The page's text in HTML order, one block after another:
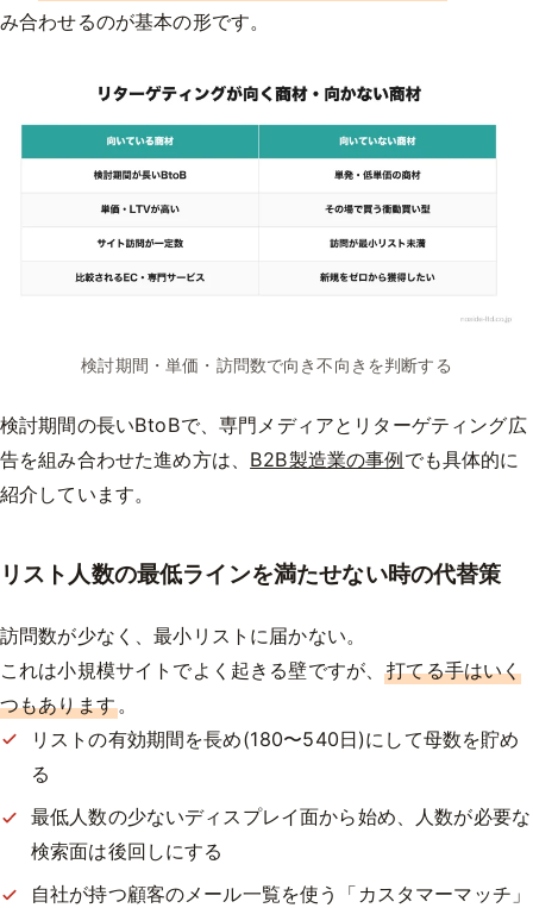
み合わせるのが基本の形です。
検討期間・単価・訪問数で向き不向きを判断する
検討期間の長いBtoBで、専門メディアとリターゲティング広
告を組み合わせた進め方は、 B2B製造業の事例でも具体的に
紹介しています。
リスト人数の最低ラインを満たせない時の代替策
訪問数が少なく、最小リストに届かない。
これは小規模サイトでよく起きる壁ですが、打てる手はいく
つもあります。
リストの有効期間を長め(180〜540日)にして母数を貯め
る
最低人数の少ないディスプレイ面から始め、人数が必要な
検索面は後回しにする
自社が持つ顧客のメール一覧を使う「カスタマーマッチ」